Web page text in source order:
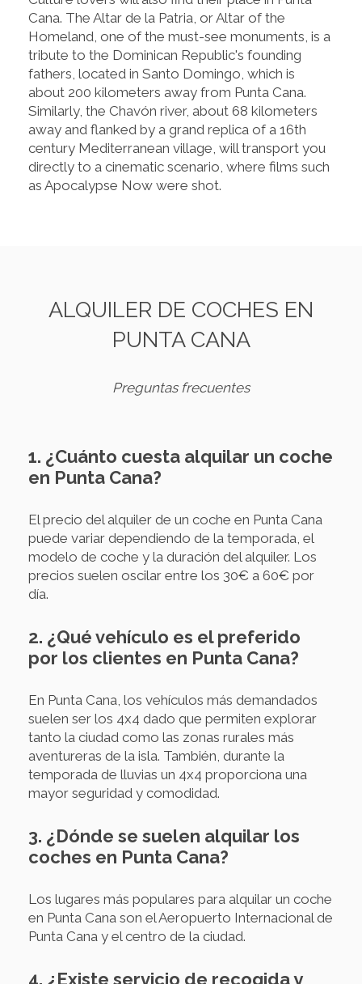
Cana. The Altar de la Patria, or Altar of the
Homeland, one of the must-see monuments, is a
tribute to the Dominican Republic's founding
fathers, located in Santo Domingo, which is
about 200 kilometers away from Punta Cana.
Similarly, the Chavón river, about 68 kilometers
away and flanked by a grand replica of a 16th
century Mediterranean village, will transport you
directly to a cinematic scenario, where films such
as Apocalypse Now were shot.
ALQUILER DE COCHES EN
PUNTA CANA
Preguntas frecuentes
1. ¿Cuánto cuesta alquilar un coche
en Punta Cana?
El precio del alquiler de un coche en Punta Cana
puede variar dependiendo de la temporada, el
modelo de coche y la duración del alquiler. Los
precios suelen oscilar entre los 30€ a 60€ por
día.
2. ¿Qué vehículo es el preferido
por los clientes en Punta Cana?
En Punta Cana, los vehículos más demandados
suelen ser los 4x4 dado que permiten explorar
tanto la ciudad como las zonas rurales más
aventureras de la isla. También, durante la
temporada de lluvias un 4x4 proporciona una
mayor seguridad y comodidad.
3. ¿Dónde se suelen alquilar los
coches en Punta Cana?
Los lugares más populares para alquilar un coche
en Punta Cana son el Aeropuerto Internacional de
Punta Cana y el centro de la ciudad.
4. ¿Existe servicio de recogida y